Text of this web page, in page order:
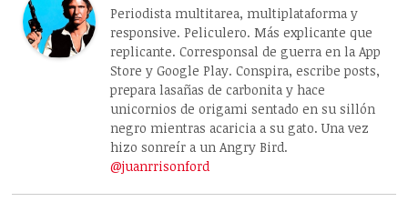
Periodista multitarea, multiplataforma y
responsive. Peliculero. Más explicante que
replicante. Corresponsal de guerra en la App
Store y Google Play. Conspira, escribe posts,
prepara lasañas de carbonita y hace
unicornios de origami sentado en su sillón
negro mientras acaricia a su gato. Una vez
hizo sonreír a un Angry Bird.
@juanrrisonford